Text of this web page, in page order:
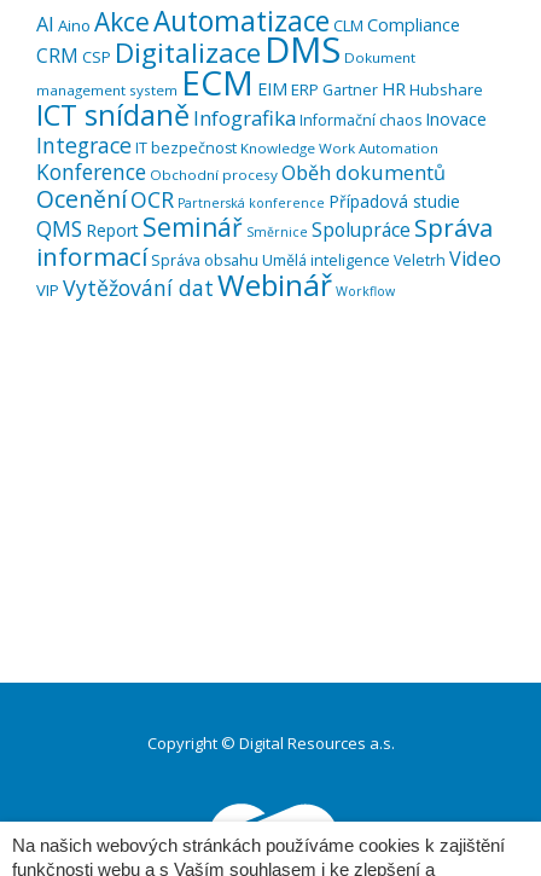
AI Aino AkceAutomatizace CLM Compliance
CRM CSP Digitalizace DMS Dokument
management system ECM EIM ERP Gartner HR Hubshare
ICT snídaně InfografikaInformační chaos Inovace
IntegraceIT bezpečnost Knowledge Work Automation
Konference Obchodní procesy Oběh dokumentů
OceněníOCR Partnerská konference Případová studie
QMS Report Seminář Směrnice Spolupráce Správa
informací Správa obsahu Umělá inteligence Veletrh Video
VIP Vytěžování datWebinář Workflow
Copyright © Digital Resources a.s.
ménu
Na našich webových stránkách používáme cookies k zajištění
funkčnosti webu a s Vaším souhlasem i ke zlepšení a